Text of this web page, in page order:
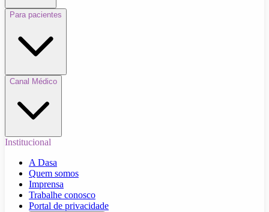
Para pacientes
Canal Médico
Institucional
A Dasa
Quem somos
Imprensa
Trabalhe conosco
Portal de privacidade